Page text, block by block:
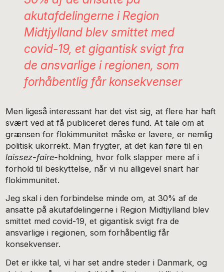
akutafdelingerne i Region
Midtjylland blev smittet med
covid-19, et gigantisk svigt fra
de ansvarlige i regionen, som
forhåbentlig får konsekvenser
Men ligeså interessant har det vist sig, at flere har haft
svært ved at få publiceret deres fund. At tale om at
grænsen for flokimmunitet måske er lavere, er nemlig
politisk ukorrekt. Man frygter, at det kan føre til en
laissez-faire-holdning, hvor folk slapper mere af i
forhold til beskyttelse, når vi nu alligevel snart har
flokimmunitet.
Jeg skal i den forbindelse minde om, at 30% af de
ansatte på akutafdelingerne i Region Midtjylland blev
smittet med covid-19, et gigantisk svigt fra de
ansvarlige i regionen, som forhåbentlig får
konsekvenser.
Det er ikke tal, vi har set andre steder i Danmark, og